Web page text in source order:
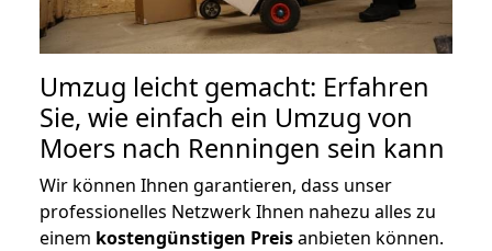
Umzug leicht gemacht: Erfahren
Sie, wie einfach ein Umzug von
Moers nach Renningen sein kann
Wir können Ihnen garantieren, dass unser
professionelles Netzwerk Ihnen nahezu alles zu
einem kostengünstigen Preisanbieten können.